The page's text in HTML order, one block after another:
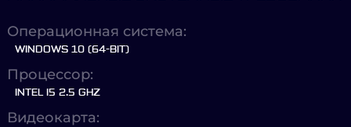
Операционная система:
WINDOWS 10 (64-BIT)
Процессор:
INTEL I5 2.5 GHZ
Видеокарта: